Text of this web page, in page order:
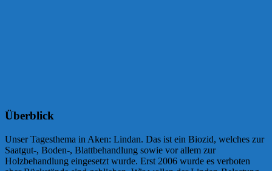
Überblick
Unser Tagesthema in Aken: Lindan. Das ist ein Biozid, welches zur
Saatgut-, Boden-, Blattbehandlung sowie vor allem zur
Holzbehandlung eingesetzt wurde. Erst 2006 wurde es verboten